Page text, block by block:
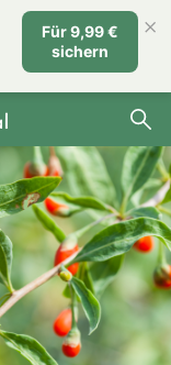
Für 9,99 €
sichern
×